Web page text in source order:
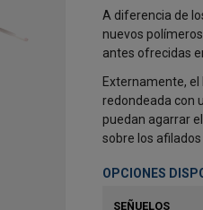
A diferencia de
nuevos
antes ofrecidas
Externamente,
redondeada con
puedan agarrar
sobre los
OPCIONES
SEÑUELOS